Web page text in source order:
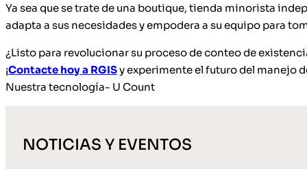
Ya sea que se trate de una boutique, tienda minorista
adapta a sus necesidades y empodera a su equipo para
¿Listo para revolucionar su proceso de conteo de
¡Contacte hoy a RGISy experimente el futuro del manejo
Nuestra tecnología- U Count
NOTICIAS Y EVENTOS